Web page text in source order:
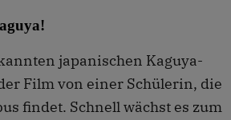
japanischen Kaguya-
Film von einer Schülerin, die
findet. Schnell wächst es zum